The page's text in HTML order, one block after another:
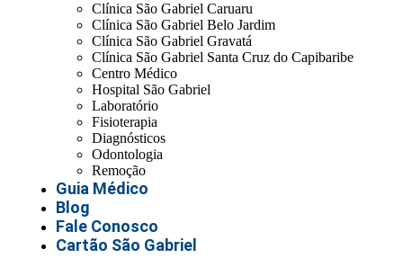
Clínica São Gabriel Caruaru
Clínica São Gabriel Belo Jardim
Clínica São Gabriel Gravatá
Clínica São Gabriel Santa Cruz do Capibaribe
Centro Médico
Hospital São Gabriel
Laboratório
Fisioterapia
Diagnósticos
Odontologia
Remoção
Guia Médico
Blog
Fale Conosco
Cartão São Gabriel